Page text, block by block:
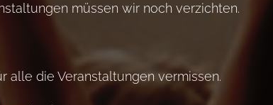
müssen wir noch verzichten.
alle die Veranstaltungen vermissen.